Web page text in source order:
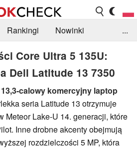
Rankingi
Nowinki
Szukajka recenzji
...
Core Ultra 5 135U:
Dell Latitude 13 7350
calowy komercyjny laptop
seria Latitude 13 otrzymuje
Meteor Lake-U 14. generacji, które
Inne drobne akcenty obejmują
rozdzielczości 5 MP, która